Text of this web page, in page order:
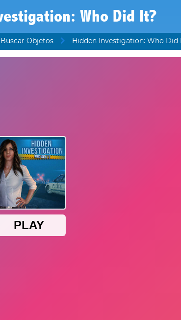
Who Did It?
Objetos Hidden Investigation: Who Did